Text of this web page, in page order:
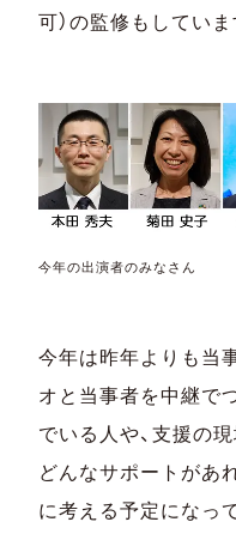
可）の監修もしていま
今年の出演者のみなさん
今年は昨年よりも当
オと当事者を中継で
でいる人や、支援の
どんなサポートがあ
に考える予定になっ